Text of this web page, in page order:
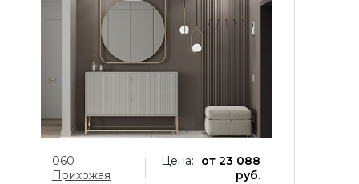
060
Прихожая
Цена:
от 23 088
руб.